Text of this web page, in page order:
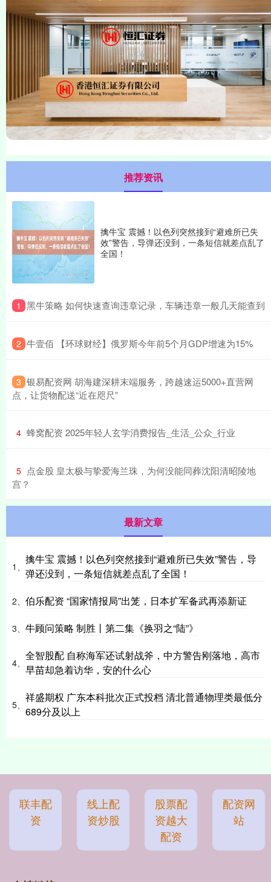
推荐资讯
擒牛宝 震撼！以色列突然接到“避难所已失
效”警告，导弹还没到，一条短信就差点乱了
全国！
1 ​黑牛策略 如何快速查询违章记录，车辆违章一般几天能查到
2 ​牛壹佰 【环球财经】俄罗斯今年前5个月GDP增速为15%
3 ​银易配资网 胡海建深耕末端服务，跨越速运5000+直营网
点，让货物配送“近在咫尺”
4 ​蜂窝配资 2025年轻人玄学消费报告_生活_公众_行业
5 ​点金股 皇太极与挚爱海兰珠，为何没能同葬沈阳清昭陵地
宫？
最新文章
1、
擒牛宝 震撼！以色列突然接到“避难所已失效”警告，导
弹还没到，一条短信就差点乱了全国！
2、 伯乐配资 “国家情报局”出笼，日本扩军备武再添新证
3、 牛顾问策略 制胜丨第二集《换羽之“陆”》
4、
全智股配 自称海军还试射战斧，中方警告刚落地，高市
早苗却急着访华，安的什么心
5、
祥盛期权 广东本科批次正式投档 清北普通物理类最低分
689分及以上
联丰配
资
线上配
资炒股
股票配
资越大
配资
配资网
站